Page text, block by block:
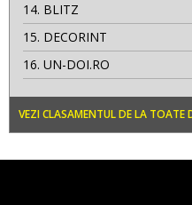
14. BLITZ
15. DECORINT
16. UN-DOI.RO
VEZI CLASAMENTUL DE LA TOATE